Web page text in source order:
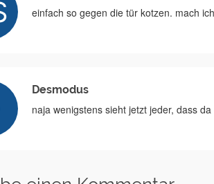
einfach so gegen die tür kotzen. mach
Desmodus
naja wenigstens sieht jetzt jeder, dass